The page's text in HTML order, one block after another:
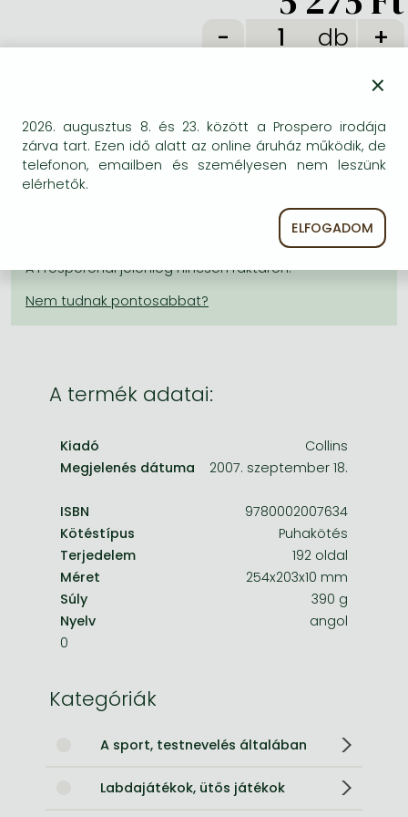
db
KÍVÁNSÁGLISTÁRA TESZEM
BESZEREZHETŐSÉG
: A Prosperónál jelenleg
nincsen raktáron, de a kiadónál igen. Beszerzés kb. 3-
A Prosperónál jelenleg nincsen raktáron.
A termék adatai:
Kiadó
Collins
Megjelenés dátuma
2007. szeptember 18.
ISBN
9780002007634
Kötéstípus
Puhakötés
Terjedelem
192 oldal
Méret
254x203x10 mm
Súly
390 g
Nyelv
angol
0
Kategóriák
A sport, testnevelés általában
Labdajátékok, ütős játékok
×
2026. augusztus 8. és 23. között a Prospero irodája
zárva tart. Ezen idő alatt az online áruház működik, de
telefonon, emailben és személyesen nem leszünk
elérhetők.
ELFOGADOM